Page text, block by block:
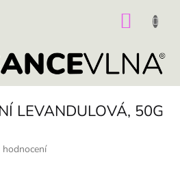
LEVANDULOVÁ, 50G